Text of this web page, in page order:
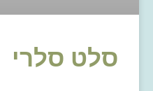
סלט סלרי